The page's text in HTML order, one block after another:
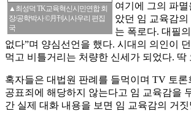
▲최성덕 TK교육혁신시민연합 회
장/공학박사 ©月刊시사우리 편집
국
여기에 그의 파
았던 임 교육감
는 폭로다. 대필
없다”며 양심선언을 했다. 시대의 의인이
먹고 비틀거리는 처량한 신세가 되었다.
혹자들은 대법원 판례를 들먹이며 TV 토
공표죄에 해당하지 않는다고 임 교육감을
간 실제 대화 내용을 보면 임 교육감의 거